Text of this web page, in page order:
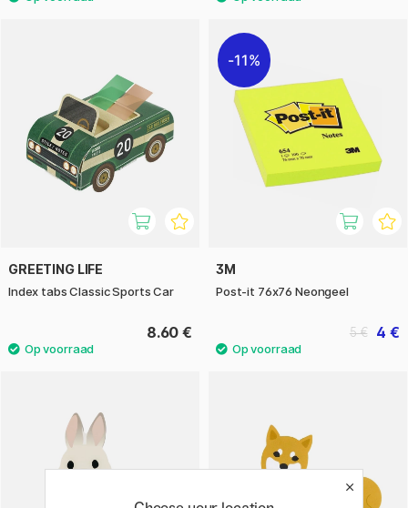
GREETING LIFE
Index tabs Classic Sports Car
8.60 €
11%
3M
Post-it 76x76 Neongeel
4 €
5 €